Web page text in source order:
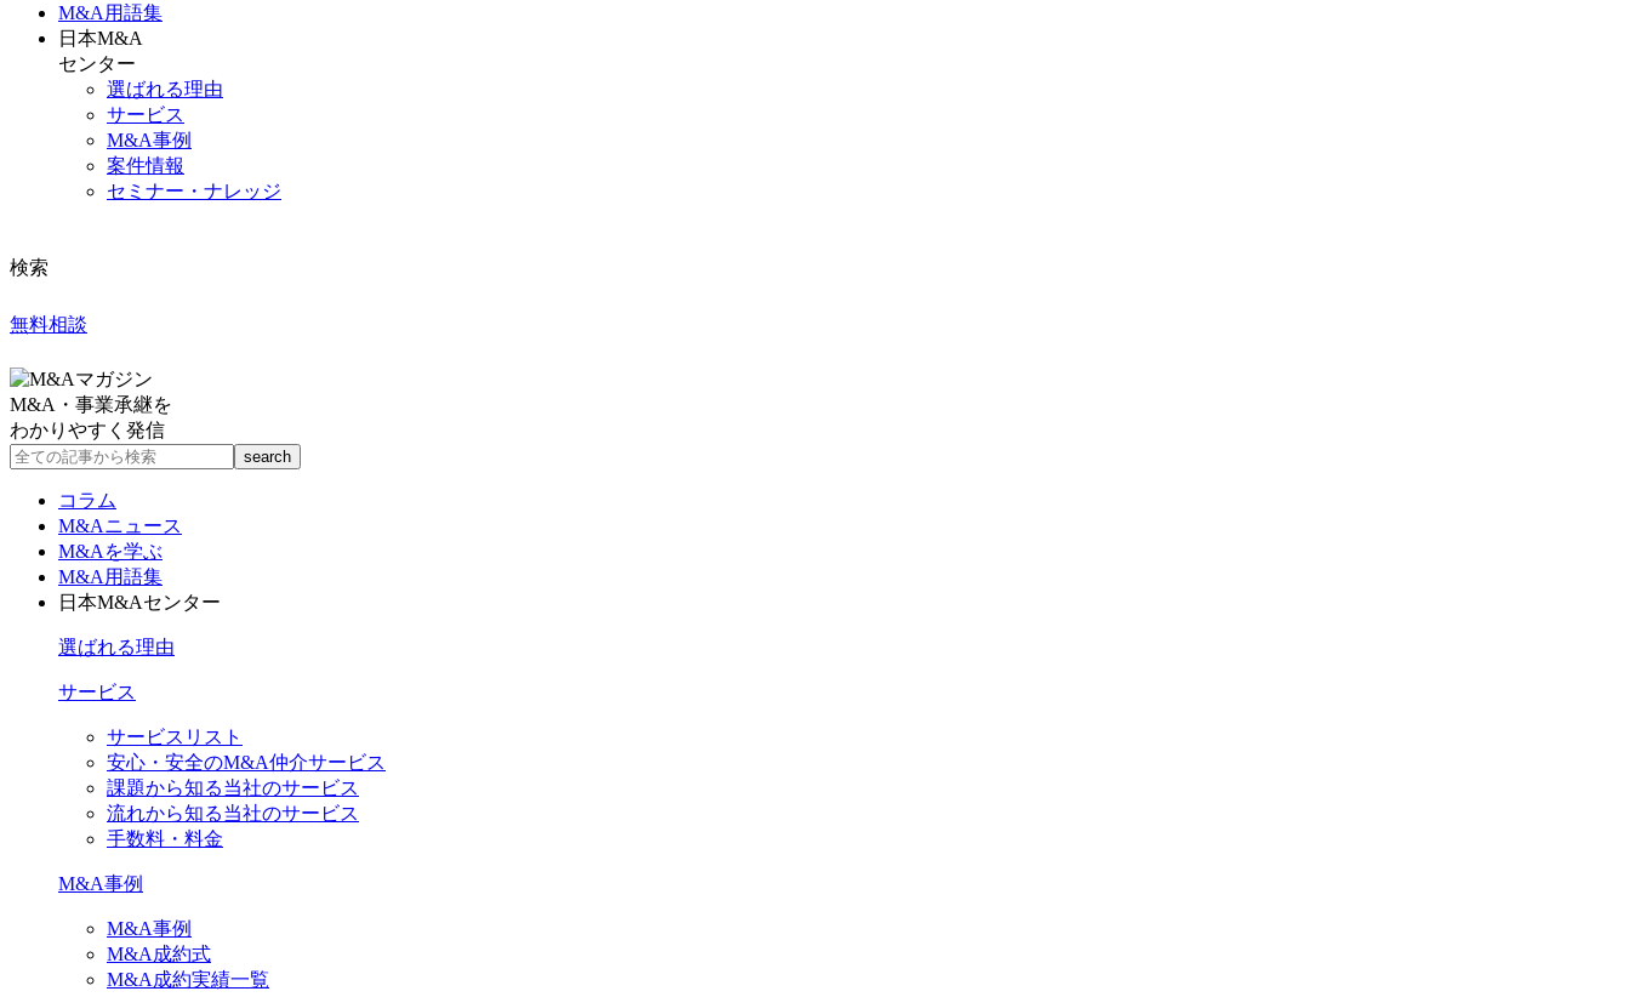
M&A 用語集
日本M&A
センター
選ばれる理由
サービス
M&A事例
案件情報
セミナー・ナレッジ
検索
無料相談
M&A・事業承継を
わかりやすく発信
コラム
M&Aニュース
M&Aを学ぶ
M&A用語集
日本M&Aセンター
選ばれる理由
サービス
サービスリスト
安心・安全のM&A仲介サービス
課題から知る当社のサービス
流れから知る当社のサービス
手数料・料金
M&A事例
M&A事例
M&A成約式
M&A成約実績一覧